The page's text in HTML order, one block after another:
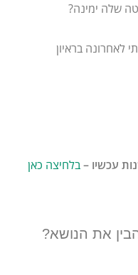
שלה ימינה?
לאחרונה בראיון
בלחיצה כאן
את הנושא?